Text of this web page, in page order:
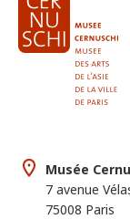
Musée
7 avenue
75008 Paris